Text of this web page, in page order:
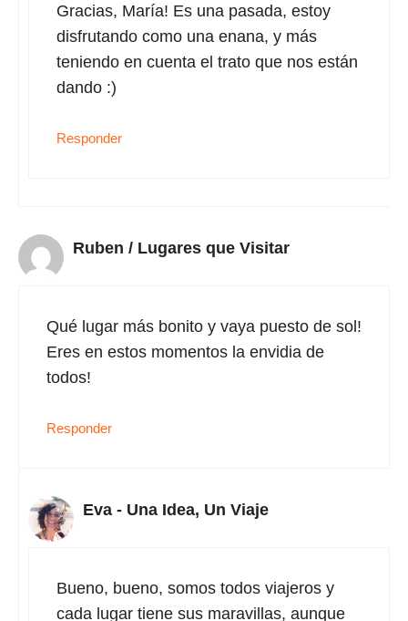
Gracias, María! Es una pasada, estoy
disfrutando como una enana, y más
teniendo en cuenta el trato que nos están
dando :)
Responder
Ruben / Lugares que Visitar
Qué lugar más bonito y vaya puesto de sol!
Eres en estos momentos la envidia de
todos!
Responder
Eva - Una Idea, Un Viaje
Bueno, bueno, somos todos viajeros y
cada lugar tiene sus maravillas, aunque